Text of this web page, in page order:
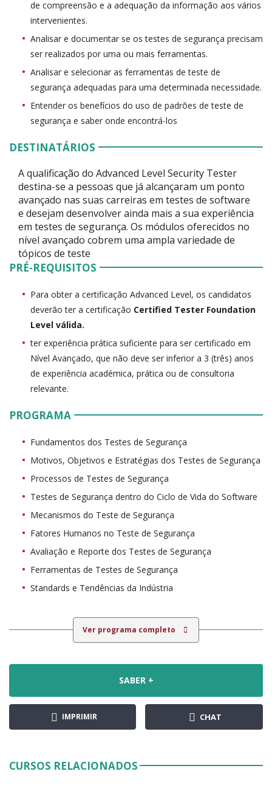
de compreensão e a adequação da informação aos vários
intervenientes.
Analisar e documentar se os testes de segurança precisam
ser realizados por uma ou mais ferramentas.
Analisar e selecionar as ferramentas de teste de
segurança adequadas para uma determinada necessidade.
Entender os benefícios do uso de padrões de teste de
segurança e saber onde encontrá-los
DESTINATÁRIOS
A qualificação do Advanced Level Security Tester
destina-se a pessoas que já alcançaram um ponto
avançado nas suas carreiras em testes de software
e desejam desenvolver ainda mais a sua experiência
em testes de segurança. Os módulos oferecidos no
nível avançado cobrem uma ampla variedade de
tópicos de teste
PRÉ-REQUISITOS
Para obter a certificação Advanced Level, os candidatos
deverão ter a certificação Certified Tester Foundation
Level válida.
ter experiência prática suficiente para ser certificado em
Nível Avançado, que não deve ser inferior a 3 (três) anos
de experiência académica, prática ou de consultoria
relevante.
PROGRAMA
Fundamentos dos Testes de Segurança
Motivos, Objetivos e Estratégias dos Testes de Segurança
Processos de Testes de Segurança
Testes de Segurança dentro do Ciclo de Vida do Software
Mecanismos do Teste de Segurança
Fatores Humanos no Teste de Segurança
Avaliação e Reporte dos Testes de Segurança
Ferramentas de Testes de Segurança
Standards e Tendências da Indústria
Ver programa completo
SABER +
IMPRIMIR CHAT
CURSOS RELACIONADOS